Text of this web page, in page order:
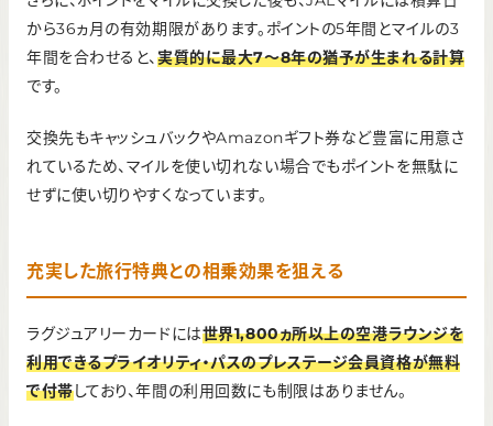
から36ヵ月の有効期限があります。ポイントの5年間とマイルの3
年間を合わせると、実質的に最大7〜8年の猶予が生まれる計算
です。
交換先もキャッシュバックやAmazonギフト券など豊富に用意さ
れているため、マイルを使い切れない場合でもポイントを無駄に
せずに使い切りやすくなっています。
充実した旅行特典との相乗効果を狙える
ラグジュアリーカードには世界1,800ヵ所以上の空港ラウンジを
利用できるプライオリティ・パスのプレステージ会員資格が無料
で付帯しており、年間の利用回数にも制限はありません。